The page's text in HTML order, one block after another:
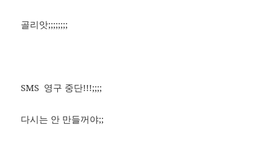
골리앗;;;;;;;;
SMS 영구 중단!!!;;;;
다시는 안 만들꺼야;;